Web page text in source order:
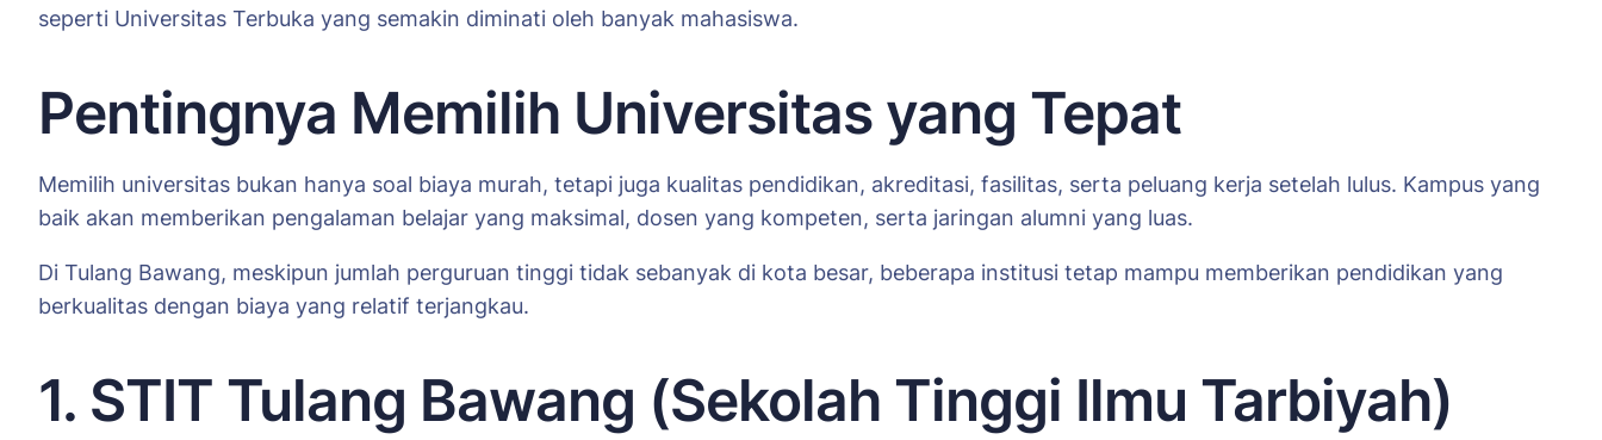
seperti Universitas Terbuka yang semakin diminati oleh banyak mahasiswa.
Pentingnya Memilih Universitas yang Tepat
Memilih universitas bukan hanya soal biaya murah, tetapi juga kualitas pendidikan, akreditasi, fasilitas, serta peluang kerja setelah lulus. Kampus yang
baik akan memberikan pengalaman belajar yang maksimal, dosen yang kompeten, serta jaringan alumni yang luas.
Di Tulang Bawang, meskipun jumlah perguruan tinggi tidak sebanyak di kota besar, beberapa institusi tetap mampu memberikan pendidikan yang
berkualitas dengan biaya yang relatif terjangkau.
1. STIT Tulang Bawang (Sekolah Tinggi Ilmu Tarbiyah)